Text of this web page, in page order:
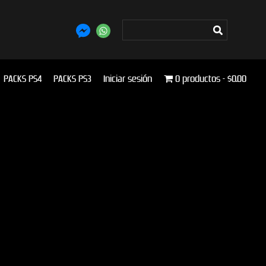
PACKS PS4 PACKS PS3 Iniciar sesión 0 productos $0.00